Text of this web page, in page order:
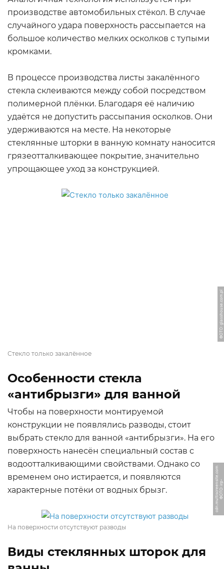
производстве автомобильных стёкол. В случае
случайного удара поверхность рассыпается на
большое количество мелких осколков с тупыми
кромками.
В процессе производства листы закалённого
стекла склеиваются между собой посредством
полимерной плёнки. Благодаря её наличию
удаётся не допустить рассыпания осколков. Они
удерживаются на месте. На некоторые
стеклянные шторки в ванную комнату наносится
грязеотталкивающее покрытие, значительно
упрощающее уход за конструкцией.
ФОТО: glasshouse.com.pl
Стекло только закалённое
Особенности стекла
«антибрызги» для ванной
Чтобы на поверхности монтируемой
конструкции не появлялись разводы, стоит
выбрать стекло для ванной «антибрызги». На его
поверхность нанесён специальный состав с
водоотталкивающими свойствами. Однако со
временем оно истирается, и появляются
характерные потёки от водных брызг.
Ф
О
Т
О: i
r
p
-
c
d
n.
m
ul
ti
s
c
r
e
e
n
si
t
e.
c
o
m
На поверхности отсутствуют разводы
Виды стеклянных шторок для